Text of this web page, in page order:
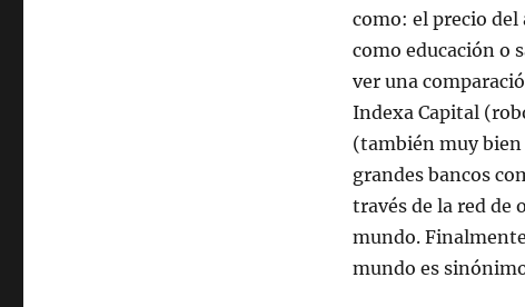
como: el precio del
como educación o
ver una
Indexa Capital
(también muy bien
grandes bancos
través de la red de
mundo.
mundo es